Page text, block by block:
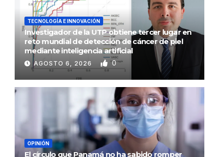
TECNOLOGÍA E INNOVACIÓN
Investigador de la UTP obtiene tercer lugar en
reto mundial de detección de cáncer de piel
mediante inteligencia artificial
AGOSTO 6, 2026 0
OPINIÓN
El círculo que Panamá no ha sabido romper